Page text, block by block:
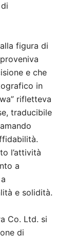
figura di
e che
in
rifletteva
traducibile
l’attività
a
e solidità.
Co. Ltd. si
di